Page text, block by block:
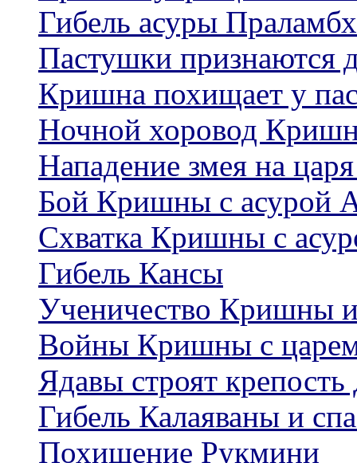
Гибель асуры
Пастушки признаются
Кришна похищает у
Ночной хоровод
Нападение змея на
Бой Кришны с асурой
Схватка Кришны с
Гибель Кансы
Ученичество Кришны
Войны Кришны с
Ядавы строят крепость
Гибель Калаяваны и
Похищение Рукмини